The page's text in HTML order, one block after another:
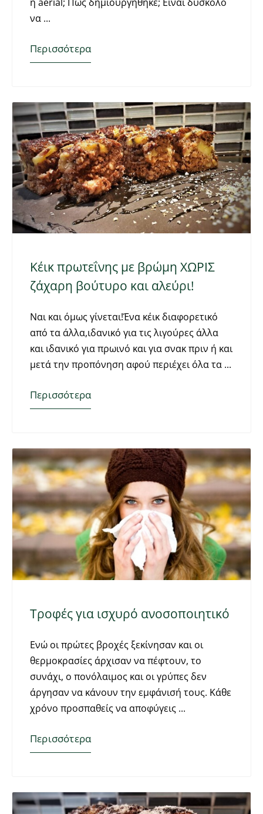
να
Περισσότερα
Κέικ πρωτεΐνης με βρώμη ΧΩΡΙΣ
ζάχαρη βούτυρο και αλεύρι!
Ναι και όμως γίνεται!Ένα κέικ διαφορετικό
από τα άλλα,ιδανικό για τις λιγούρες άλλα
και ιδανικό για πρωινό και για σνακ πριν ή και
μετά την προπόνηση αφού περιέχει όλα τα
Περισσότερα
Τροφές για ισχυρό ανοσοποιητικό
Ενώ οι πρώτες βροχές ξεκίνησαν και οι
θερμοκρασίες άρχισαν να πέφτουν, το
συνάχι, ο πονόλαιμος και οι γρύπες δεν
άργησαν να κάνουν την εμφάνισή τους. Κάθε
χρόνο προσπαθείς να αποφύγεις
Περισσότερα